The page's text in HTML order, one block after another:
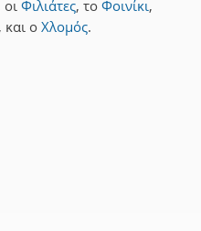
οι Φιλιάτες, το Φοινίκι,
, και ο Χλομός.